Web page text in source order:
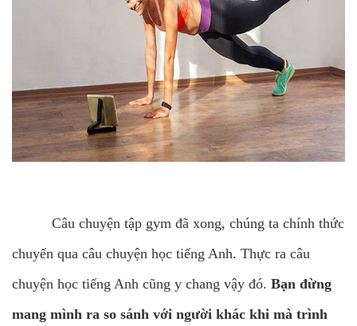
Câu chuyện tập gym đã xong, chúng ta chính thức
chuyển qua câu chuyện học tiếng Anh. Thực ra câu
chuyện học tiếng Anh cũng y chang vậy đó. Bạn đừng
mang mình ra so sánh với người khác khi mà trình